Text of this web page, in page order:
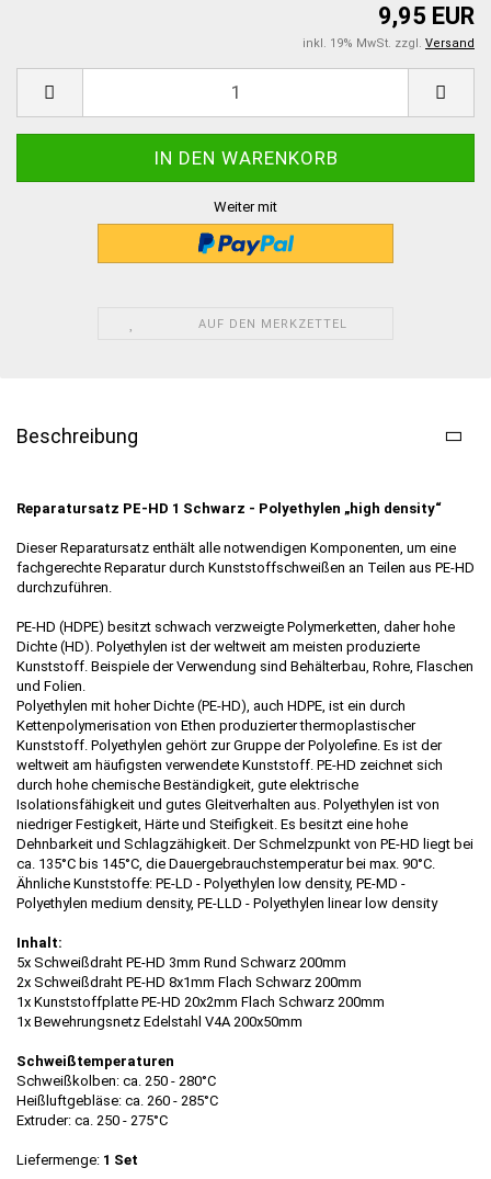
9,95 EUR
inkl. 19% MwSt. zzgl. Versand
Weiter mit
AUF DEN MERKZETTEL
Beschreibung
Reparatursatz PE-HD 1 Schwarz - Polyethylen „high density“
Dieser Reparatursatz enthält alle notwendigen Komponenten, um eine
fachgerechte Reparatur durch Kunststoffschweißen an Teilen aus PE-HD
durchzuführen.
PE-HD (HDPE) besitzt schwach verzweigte Polymerketten, daher hohe
Dichte (HD). Polyethylen ist der weltweit am meisten produzierte
Kunststoff. Beispiele der Verwendung sind Behälterbau, Rohre, Flaschen
und Folien.
Polyethylen mit hoher Dichte (PE-HD), auch HDPE, ist ein durch
Kettenpolymerisation von Ethen produzierter thermoplastischer
Kunststoff. Polyethylen gehört zur Gruppe der Polyolefine. Es ist der
weltweit am häufigsten verwendete Kunststoff. PE-HD zeichnet sich
durch hohe chemische Beständigkeit, gute elektrische
Isolationsfähigkeit und gutes Gleitverhalten aus. Polyethylen ist von
niedriger Festigkeit, Härte und Steifigkeit. Es besitzt eine hohe
Dehnbarkeit und Schlagzähigkeit. Der Schmelzpunkt von PE-HD liegt bei
ca. 135°C bis 145°C, die Dauergebrauchstemperatur bei max. 90°C.
Ähnliche Kunststoffe: PE-LD - Polyethylen low density, PE-MD -
Polyethylen medium density, PE-LLD - Polyethylen linear low density
Inhalt:
5x Schweißdraht PE-HD 3mm Rund Schwarz 200mm
2x Schweißdraht PE-HD 8x1mm Flach Schwarz 200mm
1x Kunststoffplatte PE-HD 20x2mm Flach Schwarz 200mm
1x Bewehrungsnetz Edelstahl V4A 200x50mm
Schweißtemperaturen
Schweißkolben: ca. 250 - 280°C
Heißluftgebläse: ca. 260 - 285°C
Extruder: ca. 250 - 275°C
Liefermenge: 1 Set